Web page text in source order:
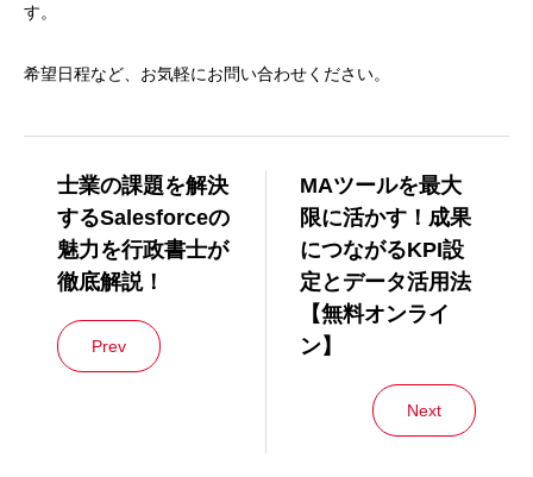
す。
希望日程など、お気軽にお問い合わせください。
士業の課題を解決
するSalesforceの
魅力を行政書士が
徹底解説！
Prev
MAツールを最大
限に活かす！成果
につながるKPI設
定とデータ活用法
【無料オンライ
ン】
Next